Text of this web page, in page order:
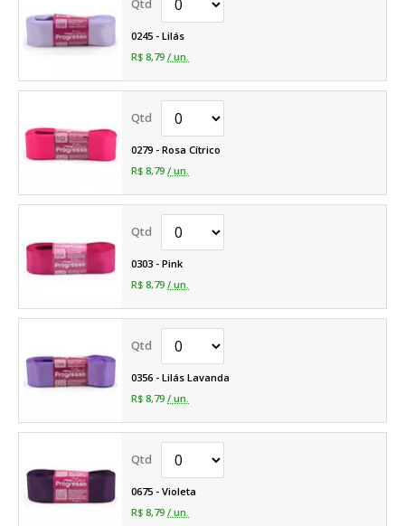
0245 - Lilás
R$ 8,79 / un.
0279 - Rosa Cítrico
R$ 8,79 / un.
0303 - Pink
R$ 8,79 / un.
0356 - Lilás Lavanda
R$ 8,79 / un.
0675 - Violeta
R$ 8,79 / un.